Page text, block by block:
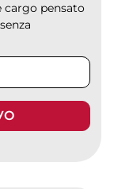
cargo pensato